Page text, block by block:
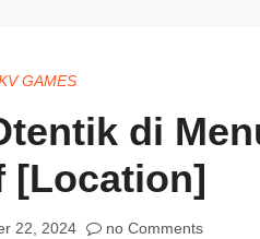
GAMES
di
[Location]
22, 2024 no Comments